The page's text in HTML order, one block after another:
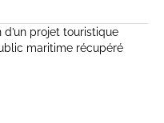
d’un projet touristique
maritime récupéré